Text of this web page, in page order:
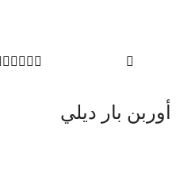

    
أوربن بار ديلي